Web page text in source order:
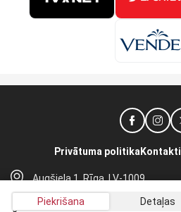
Augšiela 1, Rīga, LV-1009
lhf@lhf.lv
Privātuma politika Kontakti
Piekrišana Detaļas